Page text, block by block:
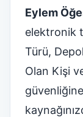
Eylem
elektronik
Türü,
Olan Kişi